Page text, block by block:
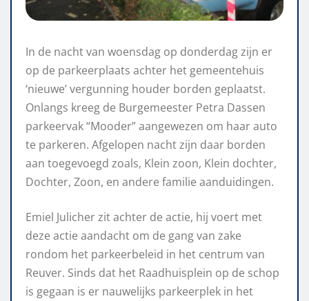
In de nacht van woensdag op donderdag zijn er
op de parkeerplaats achter het gemeentehuis
‘nieuwe’ vergunning houder borden geplaatst.
Onlangs kreeg de Burgemeester Petra Dassen
parkeervak “Mooder” aangewezen om haar auto
te parkeren. Afgelopen nacht zijn daar borden
aan toegevoegd zoals, Klein zoon, Klein dochter,
Dochter, Zoon, en andere familie aanduidingen.
Emiel Julicher zit achter de actie, hij voert met
deze actie aandacht om de gang van zake
rondom het parkeerbeleid in het centrum van
Reuver. Sinds dat het Raadhuisplein op de schop
is gegaan is er nauwelijks parkeerplek in het